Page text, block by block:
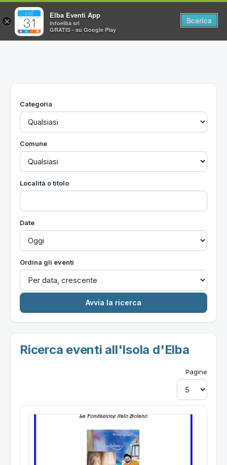
Home
Utilità
Categoria
Comune
Località o titolo
Date
Ordina gli eventi
Ricerca eventi all'Isola d'Elba
Pagine
×
Elba Eventi App
Infoelba srl
GRATIS - su Google Play
Scarica